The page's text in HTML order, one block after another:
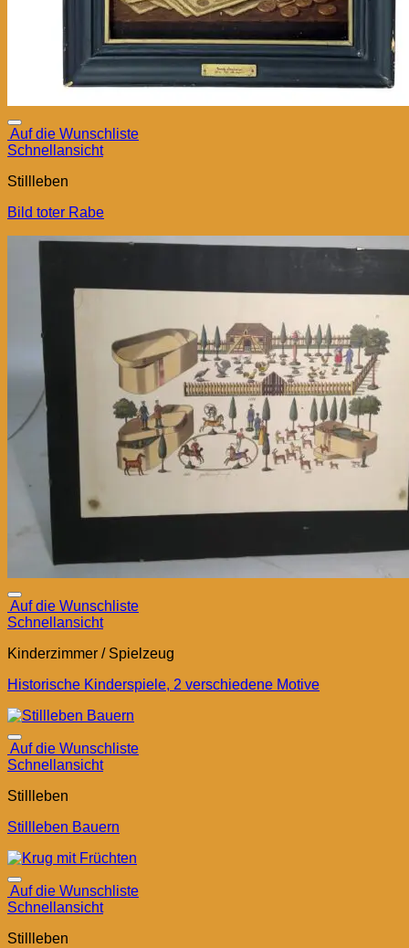
Auf die Wunschliste
Schnellansicht
Stillleben
Bild toter Rabe
Auf die Wunschliste
Schnellansicht
Kinderzimmer / Spielzeug
Historische Kinderspiele, 2 verschiedene Motive
Auf die Wunschliste
Schnellansicht
Stillleben
Stillleben Bauern
Auf die Wunschliste
Schnellansicht
Stillleben